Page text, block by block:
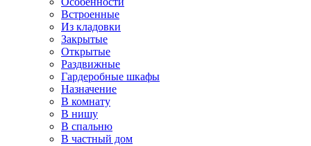
Встроенные
Из кладовки
Закрытые
Открытые
Раздвижные
Гардеробные шкафы
Назначение
В комнату
В нишу
В спальню
В частный дом